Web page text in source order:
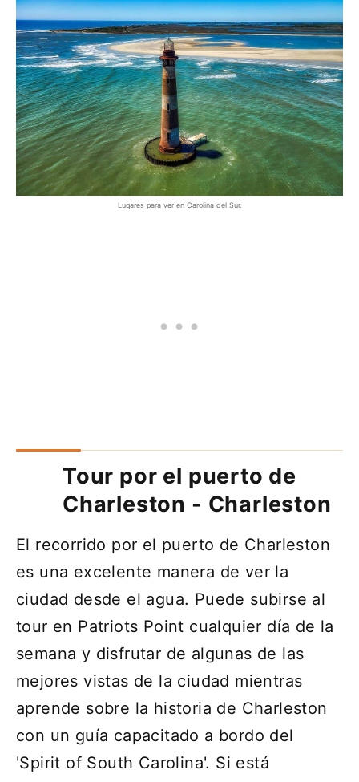
Lugares para ver en Carolina del Sur.
Tour por el puerto de
Charleston - Charleston
El recorrido por el puerto de Charleston
es una excelente manera de ver la
ciudad desde el agua. Puede subirse al
tour en Patriots Point cualquier día de la
semana y disfrutar de algunas de las
mejores vistas de la ciudad mientras
aprende sobre la historia de Charleston
con un guía capacitado a bordo del
'Spirit of South Carolina'. Si está